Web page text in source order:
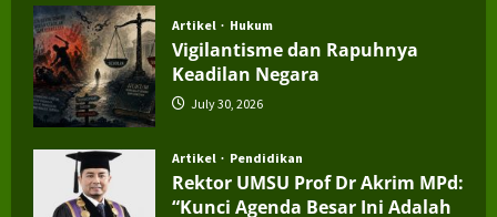
Artikel Hukum
Vigilantisme dan Rapuhnya
Keadilan Negara
July 30, 2026
Artikel Pendidikan
Rektor UMSU Prof Dr Akrim MPd:
“Kunci Agenda Besar Ini Adalah